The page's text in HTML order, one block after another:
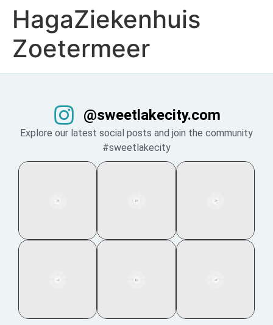
HagaZiekenhuis
Zoetermeer
@sweetlakecity.com
Explore our latest social posts and join the community
#sweetlakecity